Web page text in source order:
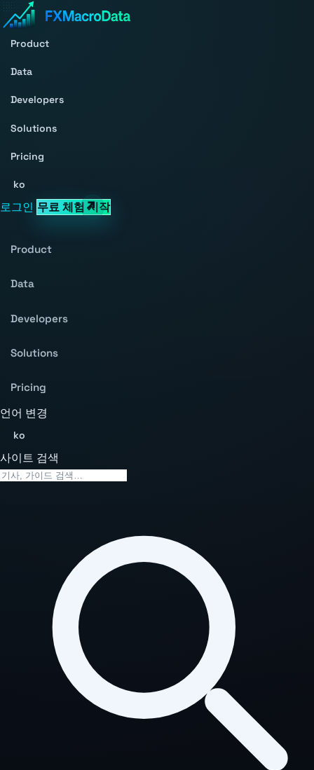
Product
Data
Developers
Solutions
Pricing
ko
로그인 무료 체험 시작
Product
Data
Developers
Solutions
Pricing
언어 변경
ko
사이트 검색